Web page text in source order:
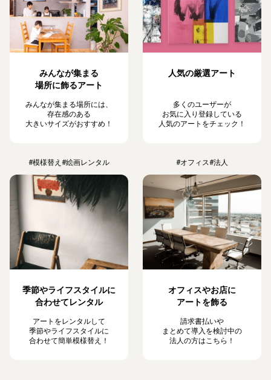
みんなが集まる
場所に飾るアート
みんなが集まる場所には、
存在感のある
大きいサイズがおすすめ！
人気の厳選アート
多くのユーザーが
お気に入り登録している
人気のアートをチェック！
#模様替え #絵画レンタル
季節やライフスタイルに
合わせてレンタル
アートをレンタルして
季節やライフスタイルに
合わせて簡単模様替え！
#オフィス#法人
オフィスやお店に
アートを飾る
請求書払いや
まとめて導入を検討中の
法人の方はこちら！